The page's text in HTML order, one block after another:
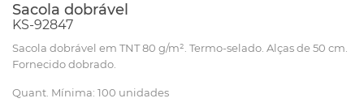
Sacola dobrável
KS-92847
Sacola dobrável em TNT 80 g/m². Termo-selado. Alças de 50 cm.
Fornecido dobrado.
Quant. Mínima: 100 unidades